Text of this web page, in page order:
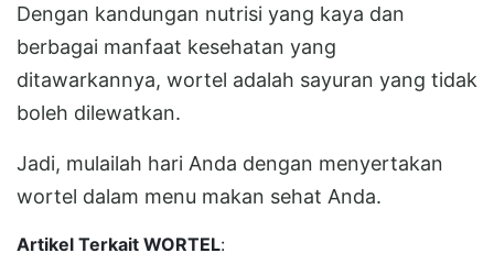
Dengan kandungan nutrisi yang kaya dan
berbagai manfaat kesehatan yang
ditawarkannya, wortel adalah sayuran yang tidak
boleh dilewatkan.
Jadi, mulailah hari Anda dengan menyertakan
wortel dalam menu makan sehat Anda.
Artikel Terkait WORTEL: